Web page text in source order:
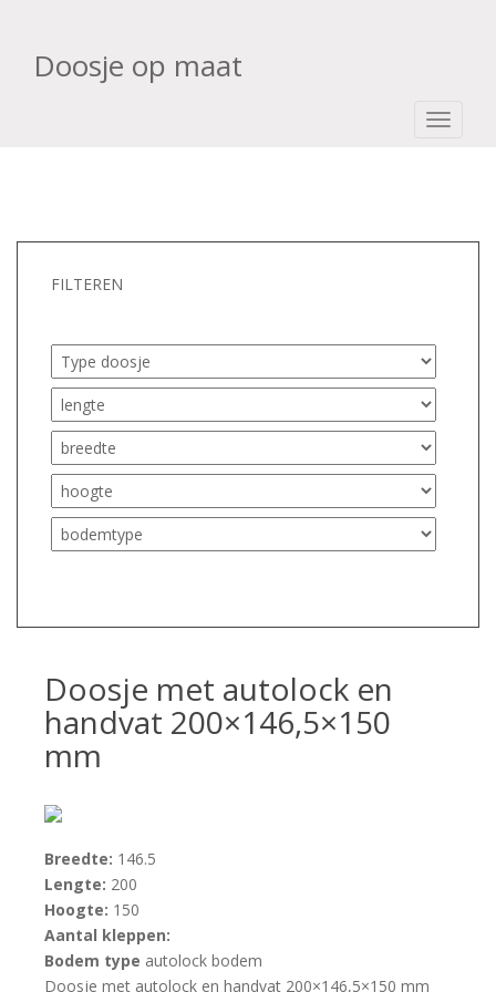
Doosje op maat
FILTEREN
Doosje met autolock en
handvat 200×146,5×150
mm
Breedte: 146.5
Lengte: 200
Hoogte: 150
Aantal kleppen:
Bodem type autolock bodem
Doosje met autolock en handvat 200×146,5×150 mm